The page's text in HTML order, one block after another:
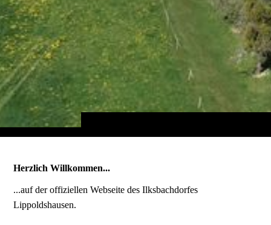
Herzlich Willkommen...
...auf der offiziellen Webseite des Ilksbachdorfes
Lippoldshausen.